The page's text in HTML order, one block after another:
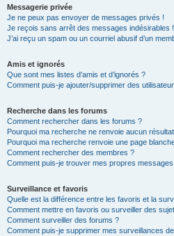
Messagerie privée
Je ne peux pas envoyer de messages privés !
Je reçois sans arrêt des messages indésirables !
J’ai reçu un spam ou un courriel abusif d’un
Amis et ignorés
Que sont mes listes d’amis et d’ignorés ?
Comment puis-je ajouter/supprimer des
Recherche dans les forums
Comment rechercher dans les forums ?
Pourquoi ma recherche ne renvoie aucun
Pourquoi ma recherche renvoie une page
Comment rechercher des membres ?
Comment puis-je trouver mes propres
Surveillance et favoris
Quelle est la différence entre les favoris et la
Comment mettre en favoris ou surveiller des
Comment surveiller des forums ?
Comment puis-je supprimer mes surveillances